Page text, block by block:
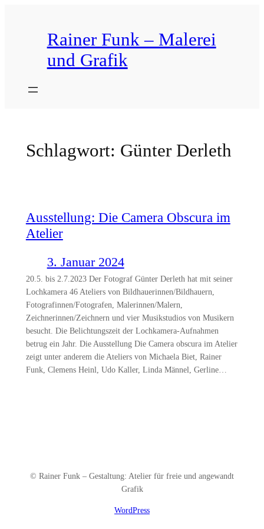
springen
Rainer Funk – Malerei
und Grafik
Schlagwort: Günter Derleth
Ausstellung: Die Camera Obscura im
Atelier
3. Januar 2024
20.5. bis 2.7.2023 Der Fotograf Günter Derleth hat mit seiner
Lochkamera 46 Ateliers von Bildhauerinnen/Bildhauern,
Fotografinnen/Fotografen, Malerinnen/Malern,
Zeichnerinnen/Zeichnern und vier Musikstudios von Musikern
besucht. Die Belichtungszeit der Lochkamera-Aufnahmen
betrug ein Jahr. Die Ausstellung Die Camera obscura im Atelier
zeigt unter anderem die Ateliers von Michaela Biet, Rainer
Funk, Clemens Heinl, Udo Kaller, Linda Männel, Gerline…
© Rainer Funk – Gestaltung: Atelier für freie und angewandt
Grafik
WordPress